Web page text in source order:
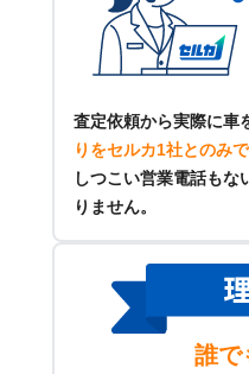
査定依頼から実際に車
りをセルカ1社とのみ
しつこい営業電話もな
りません。
誰で